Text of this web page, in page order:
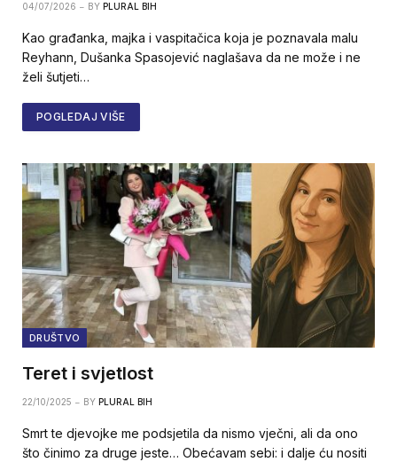
04/07/2026 BY PLURAL BIH
Kao građanka, majka i vaspitačica koja je poznavala malu
Reyhann, Dušanka Spasojević naglašava da ne može i ne
želi šutjeti…
POGLEDAJ VIŠE
DRUŠTVO
Teret i svjetlost
22/10/2025 BY PLURAL BIH
Smrt te djevojke me podsjetila da nismo vječni, ali da ono
što činimo za druge jeste… Obećavam sebi: i dalje ću nositi